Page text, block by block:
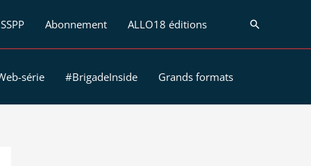
Abonnement ALLO18 éditions
série #BrigadeInside Grands formats